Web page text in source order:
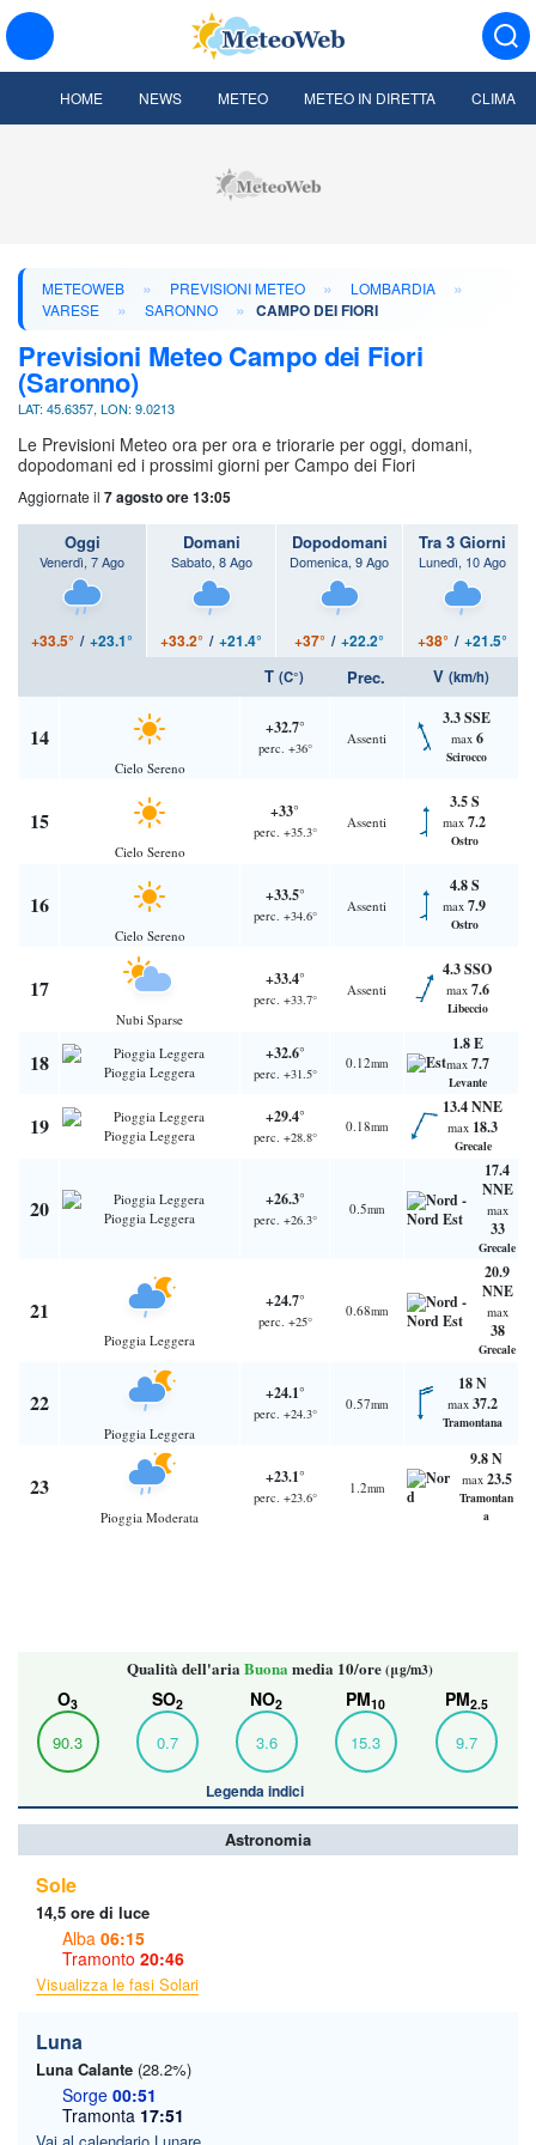
HOME NEWS METEO METEO IN DIRETTA CLIMA
METEOWEB » PREVISIONI METEO » LOMBARDIA »
VARESE » SARONNO » CAMPO DEI FIORI
Previsioni Meteo Campo dei Fiori
(Saronno)
LAT: 45.6357, LON: 9.0213
Le Previsioni Meteo ora per ora e triorarie per oggi, domani,
dopodomani ed i prossimi giorni per Campo dei Fiori
Aggiornate il 7 agosto ore 13:05
Oggi
Venerdì, 7 Ago
+33.5° / +23.1°
Domani
Sabato, 8 Ago
+33.2° / +21.4°
Dopodomani
Domenica, 9 Ago
+37° / +22.2°
Tra 3 Giorni
Lunedì, 10 Ago
+38° / +21.5°
T (C°) Prec. V (km/h)
14
Cielo Sereno
+32.7°
perc. +36°
Assenti
3.3 SSE
max 6
Scirocco
15
Cielo Sereno
+33°
perc. +35.3°
Assenti
3.5 S
max 7.2
Ostro
16
Cielo Sereno
+33.5°
perc. +34.6°
Assenti
4.8 S
max 7.9
Ostro
17
Nubi Sparse
+33.4°
perc. +33.7°
Assenti
4.3 SSO
max 7.6
Libeccio
18 Pioggia Leggera
+32.6°
perc. +31.5°
0.12mm
1.8 E
max 7.7
Levante
19 Pioggia Leggera
+29.4°
perc. +28.8°
0.18mm
13.4 NNE
max 18.3
Grecale
20 Pioggia Leggera
+26.3°
perc. +26.3°
0.5mm
17.4
NNE
max
33
Grecale
21
Pioggia Leggera
+24.7°
perc. +25°
0.68mm
20.9
NNE
max
38
Grecale
22
Pioggia Leggera
+24.1°
perc. +24.3°
0.57mm
18 N
max 37.2
Tramontana
23
Pioggia Moderata
+23.1°
perc. +23.6°
1.2mm
9.8 N
max 23.5
Tramontan
a
Qualità dell'aria Buona media 10/ore(μg/m3)
O3
90.3
SO2
0.7
NO2
3.6
PM10
15.3
PM2.5
9.7
Legenda indici
Astronomia
Sole
14,5 ore di luce
Alba 06:15
Tramonto 20:46
Visualizza le fasi Solari
Luna
Luna Calante (28.2%)
Sorge 00:51
Tramonta 17:51